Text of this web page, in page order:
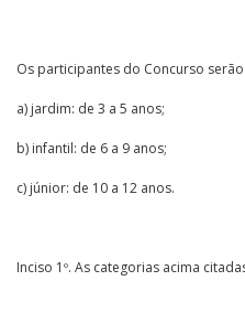
Os participantes do Concurso
a) jardim: de 3 a 5 anos;
b) infantil: de 6 a 9 anos;
c) júnior: de 10 a 12 anos.
Inciso 1º. As categorias acima